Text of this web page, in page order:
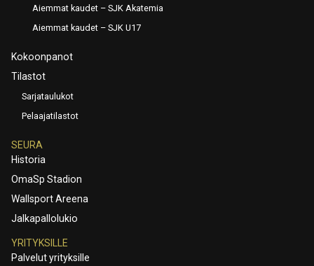
Aiemmat kaudet – SJK Akatemia
Aiemmat kaudet – SJK U17
Kokoonpanot
Tilastot
Sarjataulukot
Pelaajatilastot
SEURA
Historia
OmaSp Stadion
Wallsport Areena
Jalkapallolukio
YRITYKSILLE
Palvelut yrityksille